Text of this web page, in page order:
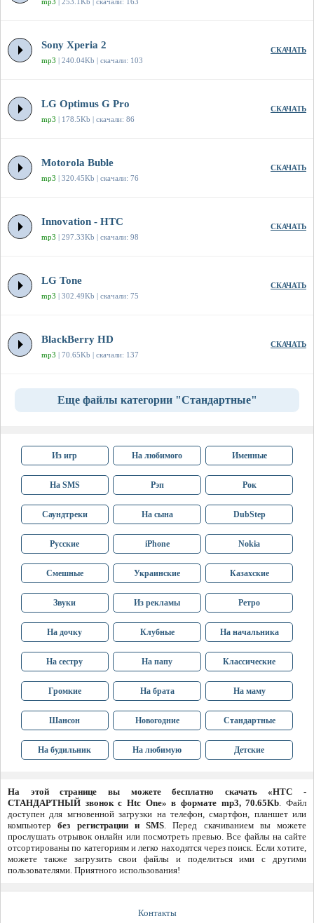
mp3 | 253.1Kb | скачали: 163
Sony Xperia 2
mp3 | 240.04Kb | скачали: 103
СКАЧАТЬ
LG Optimus G Pro
mp3 | 178.5Kb | скачали: 86
СКАЧАТЬ
Motorola Buble
mp3 | 320.45Kb | скачали: 76
СКАЧАТЬ
Innovation - HTC
mp3 | 297.33Kb | скачали: 98
СКАЧАТЬ
LG Tone
mp3 | 302.49Kb | скачали: 75
СКАЧАТЬ
BlackBerry HD
mp3 | 70.65Kb | скачали: 137
СКАЧАТЬ
Еще файлы категории "Стандартные"
Из игр На любимого Именные
На SMS Рэп Рок
Саундтреки На сына DubStep
Русские iPhone Nokia
Смешные Украинские Казахские
Звуки Из рекламы Ретро
На дочку Клубные На начальника
На сестру На папу Классические
Громкие На брата На маму
Шансон Новогодние Стандартные
На будильник На любимую Детские
На этой странице вы можете бесплатно скачать «HTC -
СТАНДАРТНЫЙ звонок с Htc One» в формате mp3, 70.65Kb. Файл
доступен для мгновенной загрузки на телефон, смартфон, планшет или
компьютербез регистрации и SMS. Перед скачиванием вы можете
прослушать отрывок онлайн или посмотреть превью. Все файлы на сайте
отсортированы по категориям и легко находятся через поиск. Если хотите,
можете также загрузить свои файлы и поделиться ими с другими
пользователями. Приятного использования!
Контакты